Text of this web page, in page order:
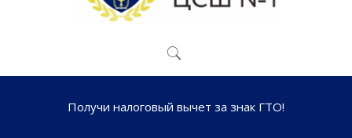
Получи налоговый вычет за знак ГТО!